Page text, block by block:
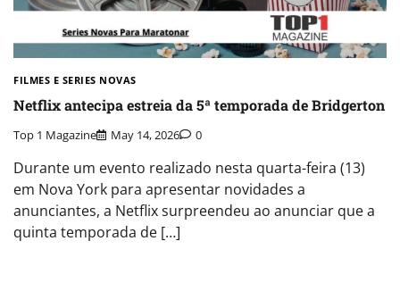
FILMES E SERIES NOVAS​
Netflix antecipa estreia da 5ª temporada de Bridgerton
Top 1 Magazine May 14, 2026 0
Durante um evento realizado nesta quarta-feira (13)
em Nova York para apresentar novidades a
anunciantes, a Netflix surpreendeu ao anunciar que a
quinta temporada de […]